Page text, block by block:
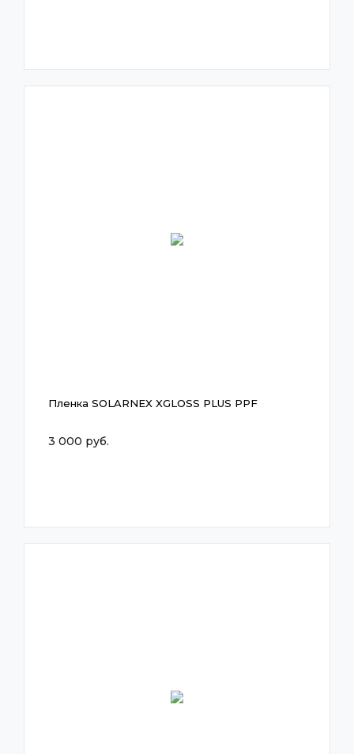
Пленка SOLARNEX XGLOSS PLUS PPF
3 000 руб.